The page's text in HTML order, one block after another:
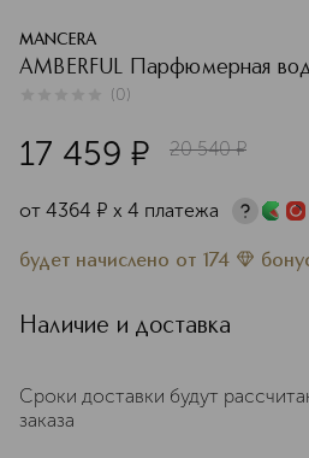
MANCERA
AMBERFUL Парфюмерная
(0)
17 459 ¤ 20 540 ¤
от 4364 ¤ х 4 платежа
будет начислено от 174
Наличие и доставка
Сроки доставки будут
заказа